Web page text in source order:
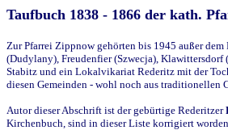
Taufbuch 1838 - 1866 der kath.
Zur Pfarrei Zippnow gehörten bis 1945 außer
(Dudylany), Freudenfier (Szwecja),
Stabitz und ein Lokalvikariat Rederitz mit der
diesen Gemeinden - wohl noch aus traditionellen
Autor dieser Abschrift ist der gebürtige Rederitzer
Kirchenbuch, sind in dieser Liste korrigiert